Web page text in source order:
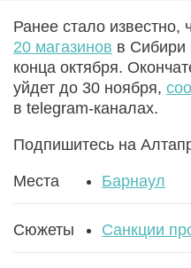
Ранее стало известно,
20 магазинов в Сибири
конца октября.
уйдет до 30 ноября,
в telegram-каналах.
Подпишитесь на
Места Барнаул
Сюжеты Санкции